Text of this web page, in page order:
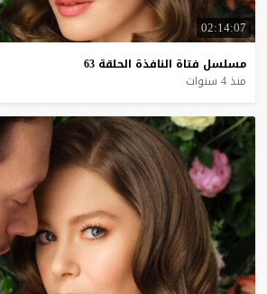
02:14:07
مسلسل فتاة النافذة الحلقة 63
منذ 4 سنوات